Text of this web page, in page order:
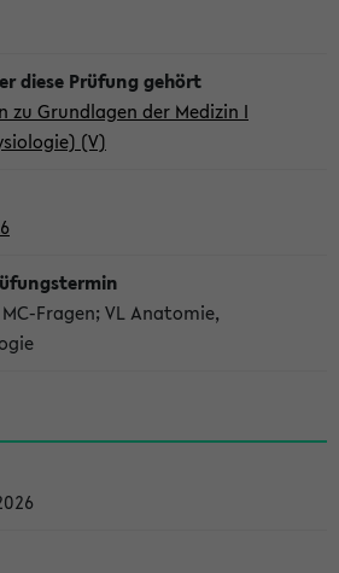
zu Grundlagen der Medizin I
(V)
Fragen; VL Anatomie,